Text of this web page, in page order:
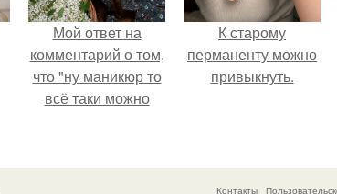
Мой ответ на
комментарий о том,
что "ну маникюр то
всё таки можно
К старому
перманенту можно
привыкнуть.
Контакты